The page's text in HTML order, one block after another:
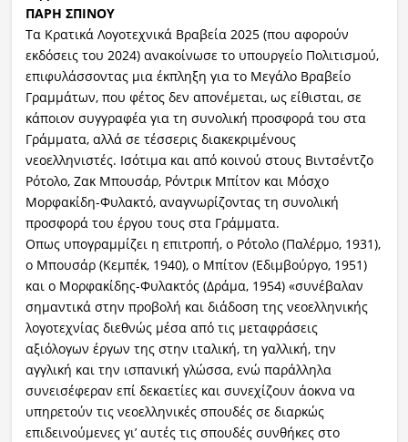
Εκπομπές
Πολιτισμός
ΠΑΡΗ ΣΠΙΝΟΥ
Τα Κρατικά Λογοτεχνικά Βραβεία 2025 (που αφορούν
εκδόσεις του 2024) ανακοίνωσε το υπουργείο Πολιτισμού,
επιφυλάσσοντας μια έκπληξη για το Μεγάλο Βραβείο
Γραμμάτων, που φέτος δεν απονέμεται, ως είθισται, σε
κάποιον συγγραφέα για τη συνολική προσφορά του στα
Γράμματα, αλλά σε τέσσερις διακεκριμένους
νεοελληνιστές. Ισότιμα και από κοινού στους Βιντσέντζο
Ρότολο, Ζακ Μπουσάρ, Ρόντρικ Μπίτον και Μόσχο
Μορφακίδη-Φυλακτό, αναγνωρίζοντας τη συνολική
προσφορά του έργου τους στα Γράμματα.
Οπως υπογραμμίζει η επιτροπή, ο Ρότολο (Παλέρμο, 1931),
ο Μπουσάρ (Κεμπέκ, 1940), ο Μπίτον (Εδιμβούργο, 1951)
και ο Μορφακίδης-Φυλακτός (Δράμα, 1954) «συνέβαλαν
σημαντικά στην προβολή και διάδοση της νεοελληνικής
λογοτεχνίας διεθνώς μέσα από τις μεταφράσεις
αξιόλογων έργων της στην ιταλική, τη γαλλική, την
αγγλική και την ισπανική γλώσσα, ενώ παράλληλα
συνεισέφεραν επί δεκαετίες και συνεχίζουν άοκνα να
υπηρετούν τις νεοελληνικές σπουδές σε διαρκώς
επιδεινούμενες γι’ αυτές τις σπουδές συνθήκες στο